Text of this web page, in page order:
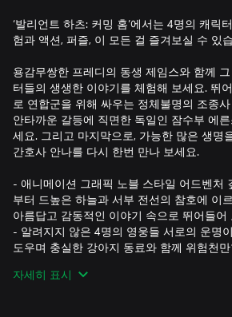
‘발리언트 하츠: 커밍 홈’에서는 4명의 캐릭
험과 액션, 퍼즐, 이 모든 걸 즐겨보실 수 있
용감무쌍한 프레디의 동생 제임스와 함께
터들의 생생한 이야기를 체험해 보세요. 뛰
로 연합군을 위해 싸우는 정체불명의 조종
안타까운 갈등에 직면한 독일인 잠수부 에
세요. 그리고 마지막으로, 가능한 많은 생명
간호사 안나를 다시 한번 만나 보세요.
- 애니메이션 그래픽 노블 스타일 어드벤처
부터 드높은 하늘과 서부 전선의 참호에 이
아름답고 감동적인 이야기 속으로 뛰어들어
- 알려지지 않은 4명의 영웅들 서로의 운명
도우며 충실한 강아지 동료와 함께 위험천
- 탐험과 액션, 퍼즐의 조화 이야기를 진행하
자세히 표시